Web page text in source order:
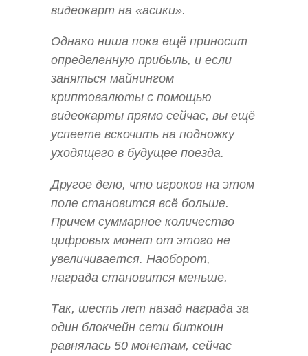
видеокарт на «асики».
Однако ниша пока ещё приносит
определенную прибыль, и если
заняться майнингом
криптовалюты с помощью
видеокарты прямо сейчас, вы ещё
успеете вскочить на подножку
уходящего в будущее поезда.
Другое дело, что игроков на этом
поле становится всё больше.
Причем суммарное количество
цифровых монет от этого не
увеличивается. Наоборот,
награда становится меньше.
Так, шесть лет назад награда за
один блокчейн сети биткоин
равнялась 50 монетам, сейчас